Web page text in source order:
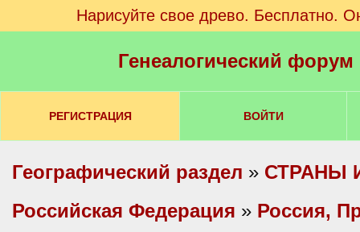
Нарисуйте свое древо. Бесплатно.
Генеалогический
РЕГИСТРАЦИЯ ВОЙТИ
Географический раздел » СТРАНЫ
Российская Федерация » Россия,